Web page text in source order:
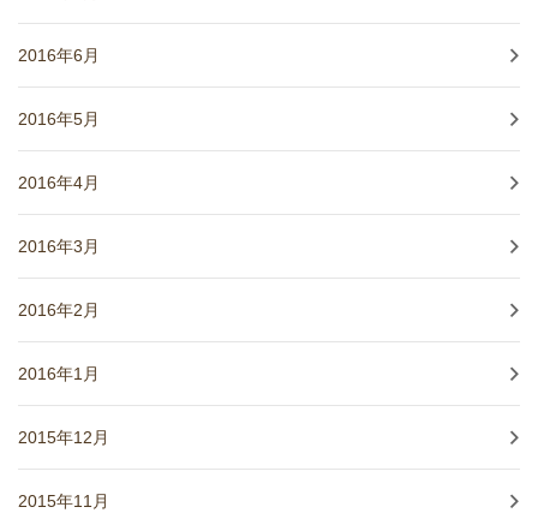
2016年6月
2016年5月
2016年4月
2016年3月
2016年2月
2016年1月
2015年12月
2015年11月